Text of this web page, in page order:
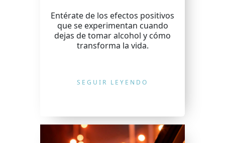
Entérate de los efectos positivos
que se experimentan cuando
dejas de tomar alcohol y cómo
transforma la vida.
SEGUIR LEYENDO